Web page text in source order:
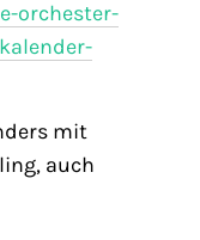
orchester-
mit
auch